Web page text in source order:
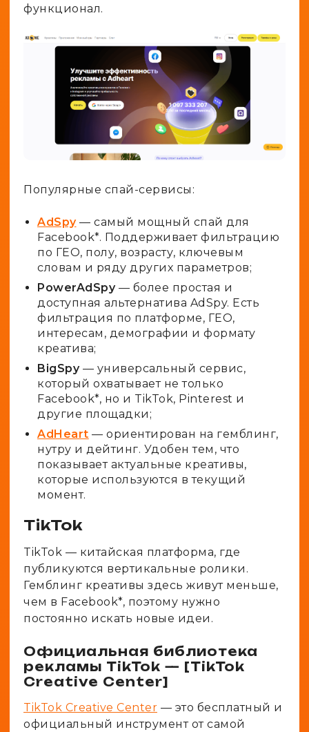
функционал.
Популярные спай-сервисы:
AdSpy— самый мощный спай для
Facebook*. Поддерживает фильтрацию
по ГЕО, полу, возрасту, ключевым
словам и ряду других параметров;
PowerAdSpy— более простая и
доступная альтернатива AdSpy. Есть
фильтрация по платформе, ГЕО,
интересам, демографии и формату
креатива;
BigSpy— универсальный сервис,
который охватывает не только
Facebook*, но и TikTok, Pinterest и
другие площадки;
AdHeart — ориентирован на гемблинг,
нутру и дейтинг. Удобен тем, что
показывает актуальные креативы,
которые используются в текущий
момент.
TikTok
TikTok — китайская платформа, где
публикуются вертикальные ролики.
Гемблинг креативы здесь живут меньше,
чем в Facebook*, поэтому нужно
постоянно искать новые идеи.
Официальная библиотека
рекламы TikTok — [TikTok
Creative Center]
TikTok Creative Center — это бесплатный и
официальный инструмент от самой